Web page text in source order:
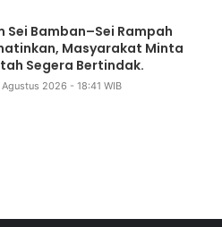
Sei Bamban–Sei Rampah
Masyarakat Minta
Segera Bertindak.
2026 - 18:41 WIB